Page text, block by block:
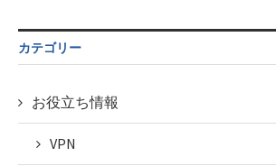
on line43
$post_id in
/home/c4607168/public_html/osusume-
doga.com/wp-
child/post-
taxmagazine.php
on line
カテゴリー
お役立ち情報
VPN